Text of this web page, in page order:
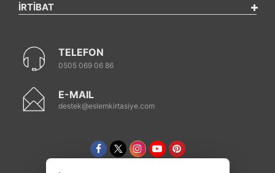
İRTİBAT
TELEFON
0505 069 06 86
E-MAIL
destek@eslemkirtasiye.com